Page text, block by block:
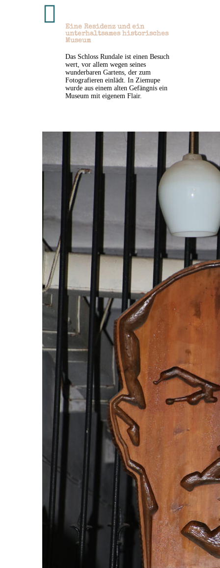

Eine Residenz und ein
unterhaltsames historisches
Museum
Das Schloss Rundale ist einen Besuch
wert, vor allem wegen seines
wunderbaren Gartens, der zum
Fotografieren einlädt. In Ziemupe
wurde aus einem alten Gefängnis ein
Museum mit eigenem Flair.